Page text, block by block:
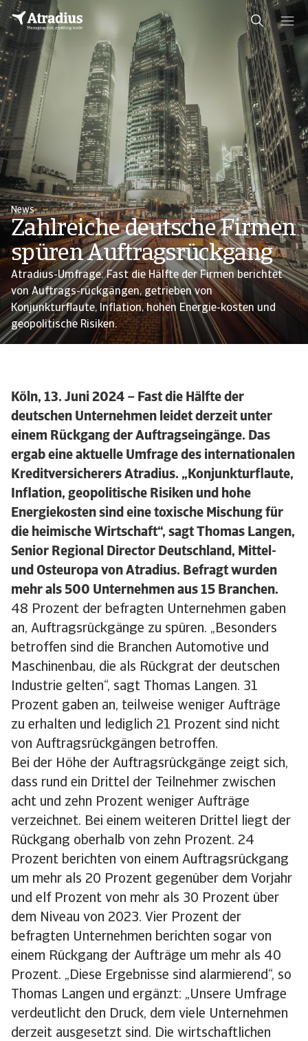
News
Zahlreiche deutsche Firmen
spüren Auftragsrückgang
Atradius-Umfrage: Fast die Hälfte der Firmen berichtet
von Auftrags-rückgängen, getrieben von
Konjunkturflaute, Inflation, hohen Energie-kosten und
geopolitische Risiken.
Köln, 13. Juni 2024 – Fast die Hälfte der
deutschen Unternehmen leidet derzeit unter
einem Rückgang der Auftragseingänge. Das
ergab eine aktuelle Umfrage des internationalen
Kreditversicherers Atradius. „Konjunkturflaute,
Inflation, geopolitische Risiken und hohe
Energiekosten sind eine toxische Mischung für
die heimische Wirtschaft“, sagt Thomas Langen,
Senior Regional Director Deutschland, Mittel-
und Osteuropa von Atradius. Befragt wurden
mehr als 500 Unternehmen aus 15 Branchen.
48 Prozent der befragten Unternehmen gaben
an, Auftragsrückgänge zu spüren. „Besonders
betroffen sind die Branchen Automotive und
Maschinenbau, die als Rückgrat der deutschen
Industrie gelten“, sagt Thomas Langen. 31
Prozent gaben an, teilweise weniger Aufträge
zu erhalten und lediglich 21 Prozent sind nicht
von Auftragsrückgängen betroffen.
Bei der Höhe der Auftragsrückgänge zeigt sich,
dass rund ein Drittel der Teilnehmer zwischen
acht und zehn Prozent weniger Aufträge
verzeichnet. Bei einem weiteren Drittel liegt der
Rückgang oberhalb von zehn Prozent. 24
Prozent berichten von einem Auftragsrückgang
um mehr als 20 Prozent gegenüber dem Vorjahr
und elf Prozent von mehr als 30 Prozent über
dem Niveau von 2023. Vier Prozent der
befragten Unternehmen berichten sogar von
einem Rückgang der Aufträge um mehr als 40
Prozent. „Diese Ergebnisse sind alarmierend“, so
Thomas Langen und ergänzt: „Unsere Umfrage
verdeutlicht den Druck, dem viele Unternehmen
derzeit ausgesetzt sind. Die wirtschaftlichen